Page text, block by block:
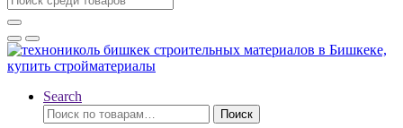
for:
Search
Искать:
Поиск